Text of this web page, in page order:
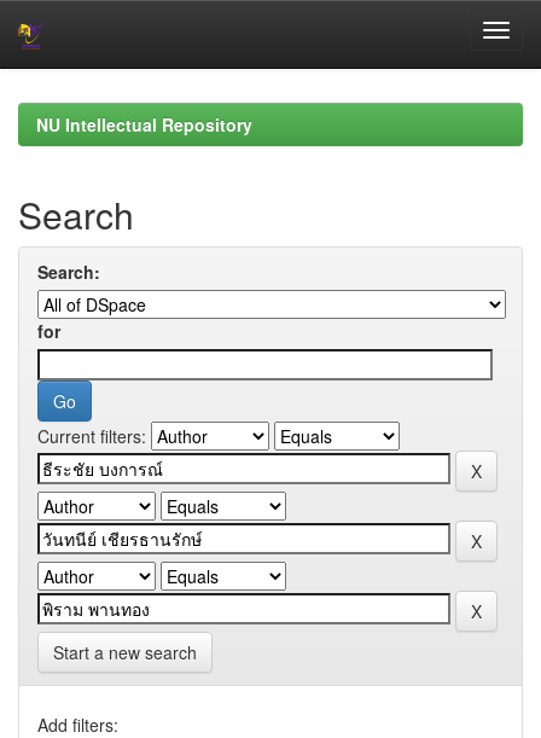
navigationNU Intellectual Repository
Search
Search:
for
Current filters:
Start a new search
Add filters: